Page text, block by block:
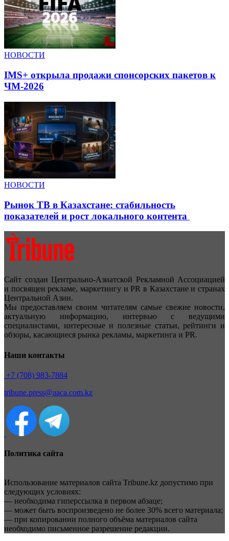
НОВОСТИ
IMS+ открыла продажи спонсорских пакетов к
ЧМ-2026
НОВОСТИ
Рынок ТВ в Казахстане: стабильность
показателей и рост локального контента
Сайт создан Центрально-Азиатской Рекламной Ассоциацией
и посвящен рекламе, маркетингу и PR в Казахстане и странах
Центральной Азии.
Мы предоставляем своим читателям самые свежие новости,
актуальную информацию, интервью с ведущими
специалистами, интересные и полезные статьи, рейтинги и
обзоры, касающиеся рынка рекламы, маркетинга и PR.
Наши контакты
+7 (708) 983-7884
tribune.press@aaca.com.kz
Политика сайта
Использование материалов сайта Tribune.kz допустимо при
следующих условиях:
— необходима гиперссылка в первом абзаце;
— может быть воспроизведено не более 30% всего материала;
— при копировании полного объёма материалов сайта
необходимо письменное разрешение редакции.